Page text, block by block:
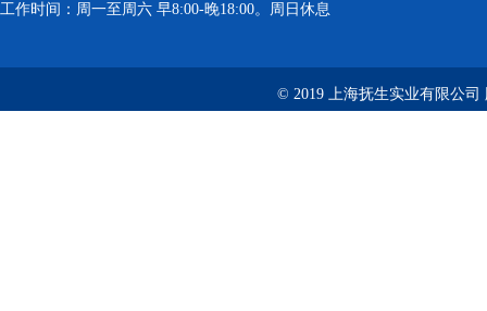
工作时间：周一至周六 早8:00-晚18:00。周日休息
© 2019 上海抚生实业有限公司